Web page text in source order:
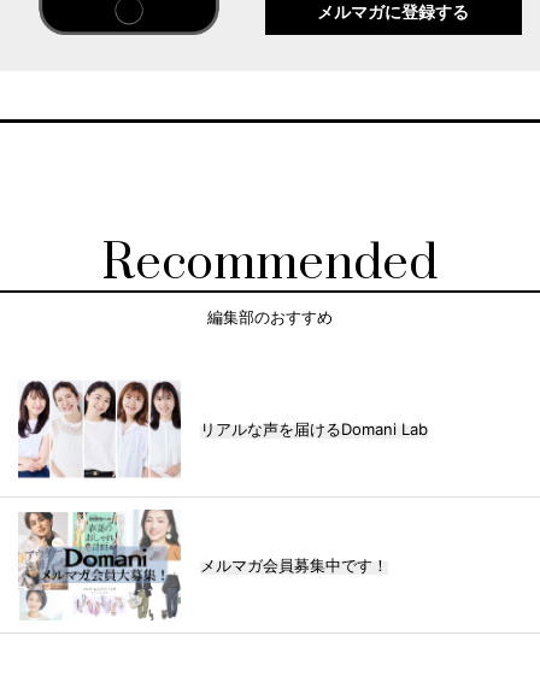
メルマガに登録する
Recommended
編集部のおすすめ
リアルな声を届けるDomani Lab
メルマガ会員募集中です！